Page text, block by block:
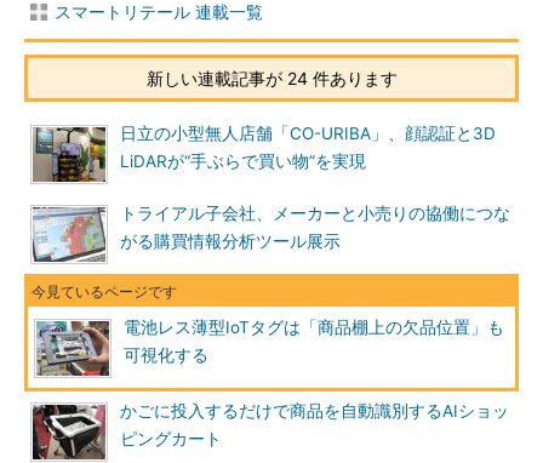
スマートリテール 連載一覧
新しい連載記事が 24 件あります
日立の小型無人店舗「CO-URIBA」、顔認証と3D
LiDARが“手ぶらで買い物”を実現
トライアル子会社、メーカーと小売りの協働につな
がる購買情報分析ツール展示
電池レス薄型IoTタグは「商品棚上の欠品位置」も
可視化する
かごに投入するだけで商品を自動識別するAIショッ
ピングカート